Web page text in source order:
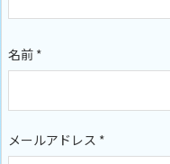
名前 *
メールアドレス *